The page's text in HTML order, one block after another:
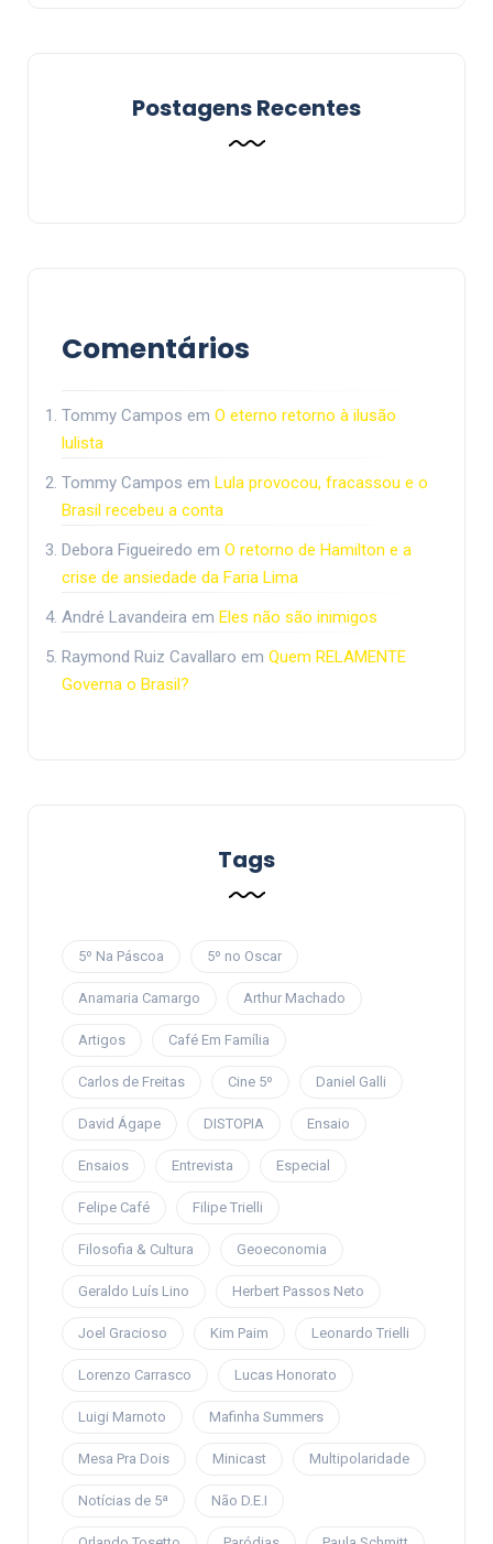
Postagens Recentes
Comentários
Tommy Campos em O eterno retorno à ilusão
lulista
Tommy Campos em Lula provocou, fracassou e o
Brasil recebeu a conta
Debora Figueiredo em O retorno de Hamilton e a
crise de ansiedade da Faria Lima
André Lavandeira em Eles não são inimigos
Raymond Ruiz Cavallaro em Quem RELAMENTE
Governa o Brasil?
Tags
5º Na Páscoa 5º no Oscar
Anamaria Camargo Arthur Machado
Artigos Café Em Família
Carlos de Freitas Cine 5º Daniel Galli
David Ágape DISTOPIA Ensaio
Ensaios Entrevista Especial
Felipe Café Filipe Trielli
Filosofia & Cultura Geoeconomia
Geraldo Luís Lino Herbert Passos Neto
Joel Gracioso Kim Paim Leonardo Trielli
Lorenzo Carrasco Lucas Honorato
Luigi Marnoto Mafinha Summers
Mesa Pra Dois Minicast Multipolaridade
Notícias de 5ª Não D.E.I